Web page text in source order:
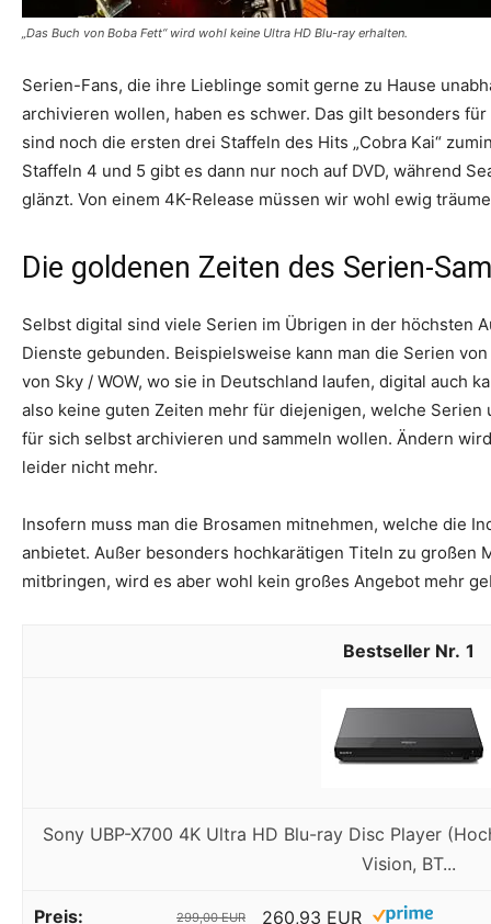
„Das Buch von Boba Fett“ wird wohl keine Ultra HD Blu-ray erhalten.
Serien-Fans, die ihre Lieblinge somit gerne zu Hause
archivieren wollen, haben es schwer. Das gilt besonders
sind noch die ersten drei Staffeln des Hits „Cobra Kai“
Staffeln 4 und 5 gibt es dann nur noch auf DVD, während
glänzt. Von einem 4K-Release müssen wir wohl ewig
Die goldenen Zeiten des Serien-
Selbst digital sind viele Serien im Übrigen in der höchsten
Dienste gebunden. Beispielsweise kann man die Serien
von Sky / WOW, wo sie in Deutschland laufen, digital auch
also keine guten Zeiten mehr für diejenigen, welche
für sich selbst archivieren und sammeln wollen. Ändern
leider nicht mehr.
Insofern muss man die Brosamen mitnehmen, welche die
anbietet. Außer besonders hochkarätigen Titeln zu großen
mitbringen, wird es aber wohl kein großes Angebot mehr
1
Sony UBP-X700 4K Ultra HD Blu-ray Disc Player
Vision, BT...
299,00 EUR 260,93 EUR